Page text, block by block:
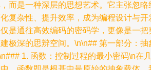
而是一种深层的思想艺术。它主张忽
复杂性、提升效率，成为编程设计与
是通往高效编码的密码学，更像是一
极深的思辨空间。\n\n## 第一部分：
1. 函数：控制过程的最小密码\n在